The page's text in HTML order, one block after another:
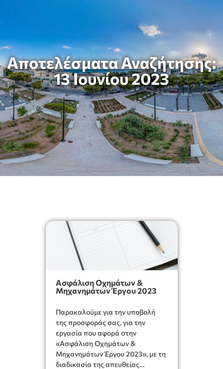
Αποτελέσματα Αναζήτησης:
13 Ιουνίου 2023
Ασφάλιση Οχημάτων &
Μηχανημάτων Έργου 2023
Παρακαλούμε για την υποβολή
της προσφοράς σας, για την
εργασία που αφορά στην
«Ασφάλιση Οχημάτων &
Μηχανημάτων Έργου 2023», με τη
διαδικασία της απευθείας